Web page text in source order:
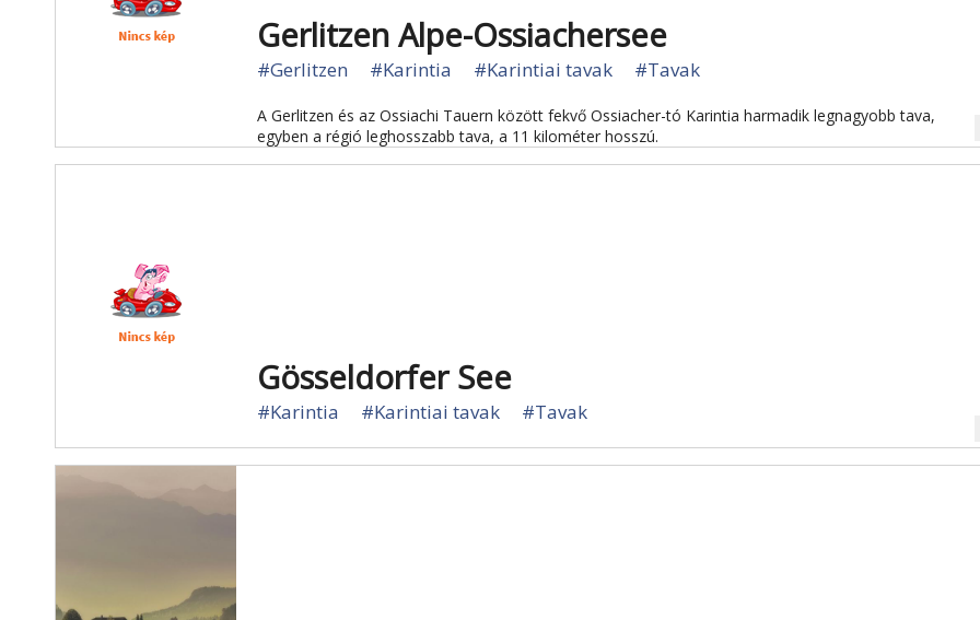
Gerlitzen Alpe-Ossiachersee
#Gerlitzen #Karintia #Karintiai tavak #Tavak
A Gerlitzen és az Ossiachi Tauern között fekvő Ossiacher-tó Karintia harmadik legnagyobb tava,
egyben a régió leghosszabb tava, a 11 kilométer hosszú.
Gösseldorfer See
#Karintia #Karintiai tavak #Tavak